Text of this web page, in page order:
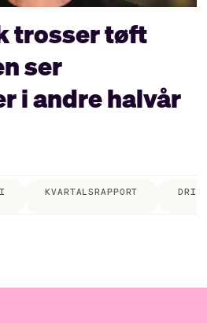
trosser tøft
ser
i andre halvår
KVARTALSRAPPORT